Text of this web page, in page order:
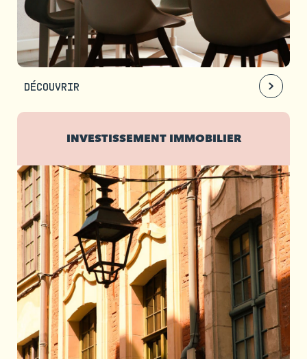
DÉCOUVRIR
INVESTISSEMENT IMMOBILIER